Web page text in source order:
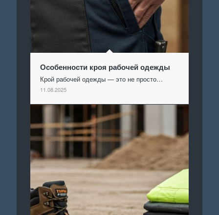
Особенности кроя рабочей одежды
Крой рабочей одежды — это не просто…
11.08.2025